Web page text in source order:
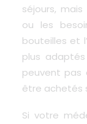
séjours,
ou les
bouteilles et
plus
peuvent pas
être achetés
Si votre